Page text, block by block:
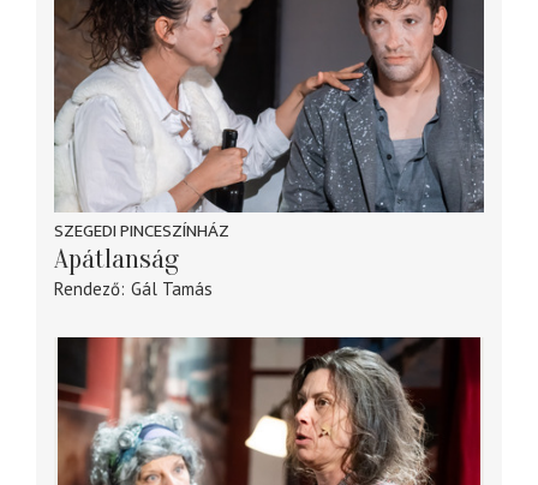
SZEGEDI PINCESZÍNHÁZ
Apátlanság
Rendező Gál Tamás